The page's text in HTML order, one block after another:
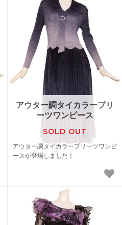
アウター調タイカラープリ
ーツワンピース
SOLD OUT
アウター調タイカラープリーツワンピ
ースが登場しました！